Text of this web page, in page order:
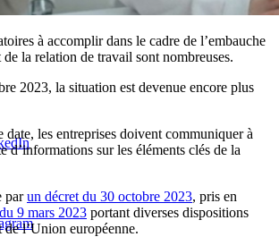
à accomplir dans le cadre de l’embauche
la relation de travail sont nombreuses.
2023, la situation est devenue encore plus
date, les entreprises doivent communiquer à
d’informations sur les éléments clés de la
parun décret du 30 octobre 2023, pris en
9 mars 2023 portant diverses dispositions
de l’Union européenne.